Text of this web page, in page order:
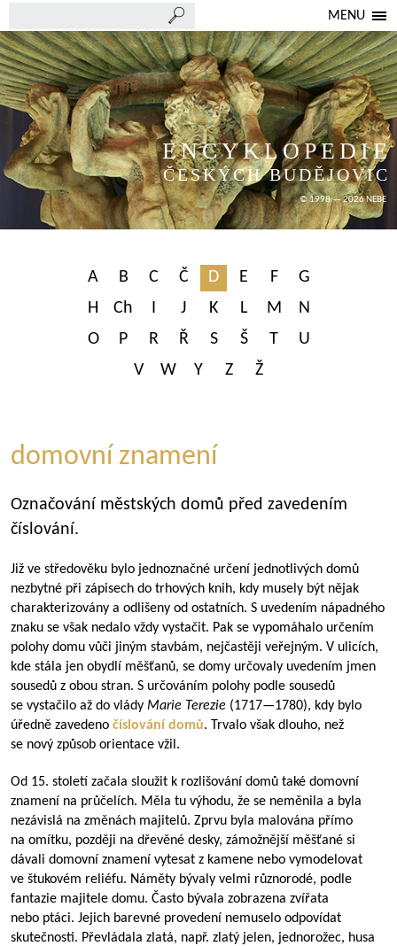
MENU
ENCYKLOPEDIE
ČESKÝCH BUDĚJOVIC
© 1998 — 2026 NEBE
A B C Č D E F
G
H
Ch I J K L M
N
O
P R Ř S Š T
U
V
W Y Z Ž
domovní znamení
Označování městských domů před zavedením
číslování.
Již ve středověku bylo jednoznačné určení jednotlivých domů
nezbytné při zápisech do trhových knih, kdy musely být nějak
charakterizovány a odlišeny od ostatních. S uvedením nápadného
znaku se však nedalo vždy vystačit. Pak se vypomáhalo určením
polohy domu vůči jiným stavbám, nejčastěji veřejným. V ulicích,
kde stála jen obydlí měšťanů, se domy určovaly uvedením jmen
sousedů z obou stran. S určováním polohy podle sousedů
se vystačilo až do vlády Marie Terezie (1717—1780), kdy bylo
úředně zavedeno číslování domů. Trvalo však dlouho, než
se nový způsob orientace vžil.
Od 15. století začala sloužit k rozlišování domů také domovní
znamení na průčelích. Měla tu výhodu, že se neměnila a byla
nezávislá na změnách majitelů. Zprvu byla malována přímo
na omítku, později na dřevěné desky, zámožnější měšťané si
dávali domovní znamení vytesat z kamene nebo vymodelovat
ve štukovém reliéfu. Náměty bývaly velmi různorodé, podle
fantazie majitele domu. Často bývala zobrazena zvířata
nebo ptáci. Jejich barevné provedení nemuselo odpovídat
skutečnosti. Převládala zlatá, např. zlatý jelen, jednorožec, husa